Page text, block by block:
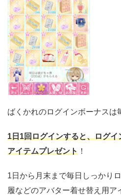
ばくかれのログインボーナスは
1日1回ログインすると、ログ
アイテムプレゼント ！
1日から月末まで毎日しっかり
履などのアバター着せ替え用ア